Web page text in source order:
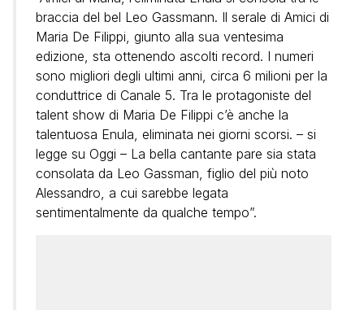
braccia del bel Leo Gassmann. Il serale di Amici di
Maria De Filippi, giunto alla sua ventesima
edizione, sta ottenendo ascolti record. I numeri
sono migliori degli ultimi anni, circa 6 milioni per la
conduttrice di Canale 5. Tra le protagoniste del
talent show di Maria De Filippi c’è anche la
talentuosa Enula, eliminata nei giorni scorsi. – si
legge su Oggi – La bella cantante pare sia stata
consolata da Leo Gassman, figlio del più noto
Alessandro, a cui sarebbe legata
sentimentalmente da qualche tempo”.